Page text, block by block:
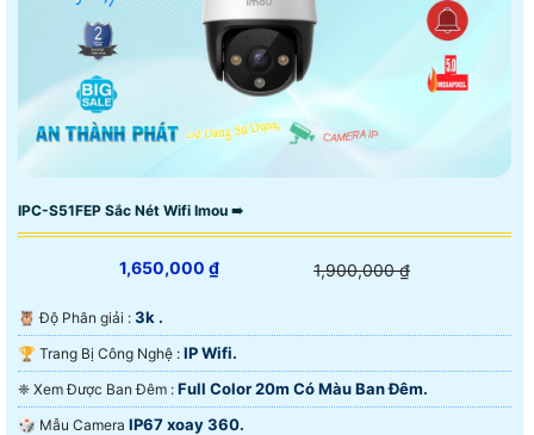
IPC-S51FEP Sắc Nét Wifi Imou ➠
1,650,000 ₫ 1,900,000 ₫
🦉 Độ Phân giải : 3k .
🏆 Trang Bị Công Nghệ : IP Wifi.
❈ Xem Được Ban Đêm : Full Color 20m Có Màu Ban Ðêm.
🎲 Mẫu Camera IP67 xoay 360.